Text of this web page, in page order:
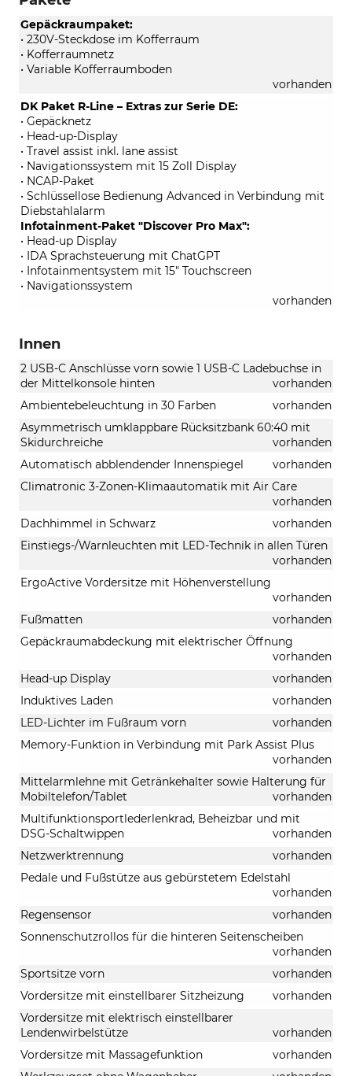
Gepäckraumpaket:
• 230V-Steckdose im Kofferraum
• Kofferraumnetz
• Variable Kofferraumboden
vorhanden
DK Paket R-Line – Extras zur Serie DE:
• Gepäcknetz
• Head-up-Display
• Travel assist inkl. lane assist
• Navigationssystem mit 15 Zoll Display
• NCAP-Paket
• Schlüssellose Bedienung Advanced in Verbindung mit
Diebstahlalarm
Infotainment-Paket "Discover Pro Max":
• Head-up Display
• IDA Sprachsteuerung mit ChatGPT
• Infotainmentsystem mit 15" Touchscreen
• Navigationssystem
vorhanden
Innen
2 USB-C Anschlüsse vorn sowie 1 USB-C Ladebuchse in
der Mittelkonsole hinten
vorhanden
Ambientebeleuchtung in 30 Farben
vorhanden
Asymmetrisch umklappbare Rücksitzbank 60:40 mit
Skidurchreiche
vorhanden
Automatisch abblendender Innenspiegel
vorhanden
Climatronic 3-Zonen-Klimaautomatik mit Air Care
vorhanden
Dachhimmel in Schwarz
vorhanden
Einstiegs-/Warnleuchten mit LED-Technik in allen Türen
vorhanden
ErgoActive Vordersitze mit Höhenverstellung
vorhanden
Fußmatten
vorhanden
Gepäckraumabdeckung mit elektrischer Öffnung
vorhanden
Head-up Display
vorhanden
Induktives Laden
vorhanden
LED-Lichter im Fußraum vorn
vorhanden
Memory-Funktion in Verbindung mit Park Assist Plus
vorhanden
Mittelarmlehne mit Getränkehalter sowie Halterung für
Mobiltelefon/Tablet
vorhanden
Multifunktionsportlederlenkrad, Beheizbar und mit
DSG-Schaltwippen
vorhanden
Netzwerktrennung
vorhanden
Pedale und Fußstütze aus gebürstetem Edelstahl
vorhanden
Regensensor
vorhanden
Sonnenschutzrollos für die hinteren Seitenscheiben
vorhanden
Sportsitze vorn
vorhanden
Vordersitze mit einstellbarer Sitzheizung
vorhanden
Vordersitze mit elektrisch einstellbarer
Lendenwirbelstütze
vorhanden
Vordersitze mit Massagefunktion
vorhanden